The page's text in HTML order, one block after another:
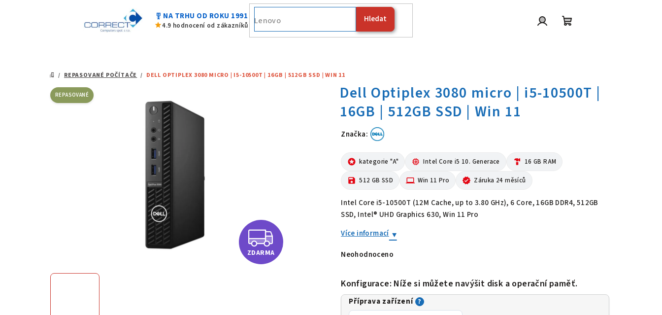
military_tech NA TRHU OD ROKU 1991
star4.9 hodnocení od zákazníků
Hledat
Fujitsu
DOMŮ
/ REPASOVANÉ POČÍTAČE / DELL OPTIPLEX 3080 MICRO | I5-10500T | 16GB | 512GB SSD | WIN 11
Značka:
Dell Optiplex 3080 micro | i5-10500T | 16GB
stars kategorie "A" memory Intel Core i5 10. Generace hardware 16 GB RAM
save 512 GB SSD computer Win 11 Pro verified Záruka 24 měsíců
Intel Core i5-10500T (12M Cache, up to 3.80 GHz), 6 Core, 16GB DDR4, 512GB
SSD, Intel® UHD Graphics 630, Win 11 Pro
Více informací
Průměrné
je
0,0
z
hvězdiček.
Neohodnoceno
Konfigurace: Níže si můžete navýšit disk a operační paměť.
Příprava zařízení ?
REPASOVANÉ
Z
D
ZDARMA
hvězdiček.